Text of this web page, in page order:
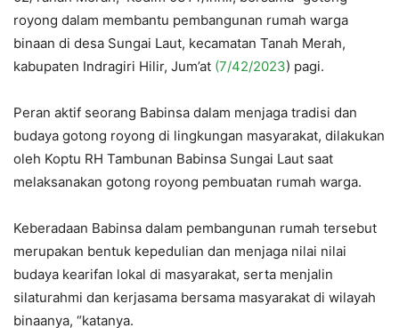
royong dalam membantu pembangunan rumah warga
binaan di desa Sungai Laut, kecamatan Tanah Merah,
kabupaten Indragiri Hilir, Jum’at (7/42/2023) pagi.
Peran aktif seorang Babinsa dalam menjaga tradisi dan
budaya gotong royong di lingkungan masyarakat, dilakukan
oleh Koptu RH Tambunan Babinsa Sungai Laut saat
melaksanakan gotong royong pembuatan rumah warga.
Keberadaan Babinsa dalam pembangunan rumah tersebut
merupakan bentuk kepedulian dan menjaga nilai nilai
budaya kearifan lokal di masyarakat, serta menjalin
silaturahmi dan kerjasama bersama masyarakat di wilayah
binaanya, “katanya.